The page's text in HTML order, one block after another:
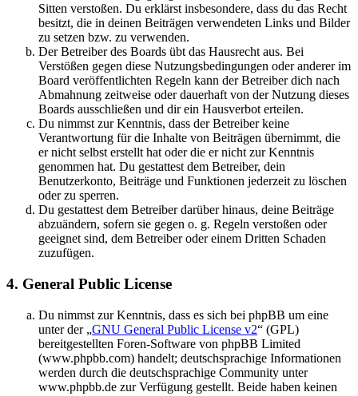
Sitten verstoßen. Du erklärst insbesondere, dass du das Recht
besitzt, die in deinen Beiträgen verwendeten Links und Bilder
zu setzen bzw. zu verwenden.
Der Betreiber des Boards übt das Hausrecht aus. Bei
Verstößen gegen diese Nutzungsbedingungen oder anderer im
Board veröffentlichten Regeln kann der Betreiber dich nach
Abmahnung zeitweise oder dauerhaft von der Nutzung dieses
Boards ausschließen und dir ein Hausverbot erteilen.
Du nimmst zur Kenntnis, dass der Betreiber keine
Verantwortung für die Inhalte von Beiträgen übernimmt, die
er nicht selbst erstellt hat oder die er nicht zur Kenntnis
genommen hat. Du gestattest dem Betreiber, dein
Benutzerkonto, Beiträge und Funktionen jederzeit zu löschen
oder zu sperren.
Du gestattest dem Betreiber darüber hinaus, deine Beiträge
abzuändern, sofern sie gegen o. g. Regeln verstoßen oder
geeignet sind, dem Betreiber oder einem Dritten Schaden
zuzufügen.
4. General Public License
Du nimmst zur Kenntnis, dass es sich bei phpBB um eine
unter der „GNU General Public License v2“ (GPL)
bereitgestellten Foren-Software von phpBB Limited
(www.phpbb.com) handelt; deutschsprachige Informationen
werden durch die deutschsprachige Community unter
www.phpbb.de zur Verfügung gestellt. Beide haben keinen